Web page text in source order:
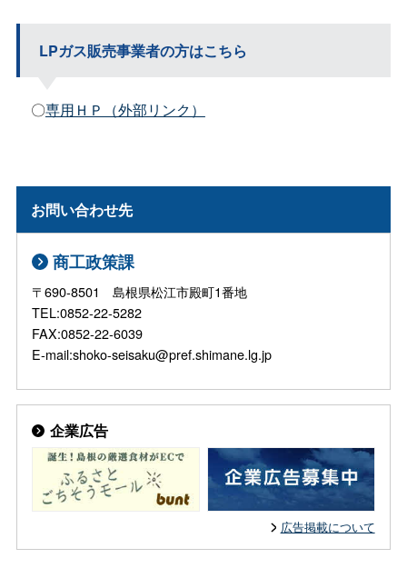
LPガス販売事業者の方はこちら
〇専用ＨＰ（外部リンク）
お問い合わせ先
商工政策課
〒690-8501 島根県松江市殿町1番地
TEL:0852-22-5282
FAX:0852-22-6039
E-mail:shoko-seisaku@pref.shimane.lg.jp
企業広告
広告掲載について